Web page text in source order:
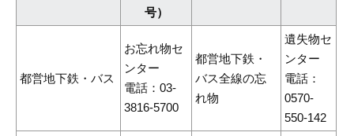
号）
都営地下鉄・バス
お忘れ物セ
ンター
電話：03-
3816-5700
都営地下鉄・
バス全線の忘
れ物
遺失物セ
ンター
電話：
0570-
550-142